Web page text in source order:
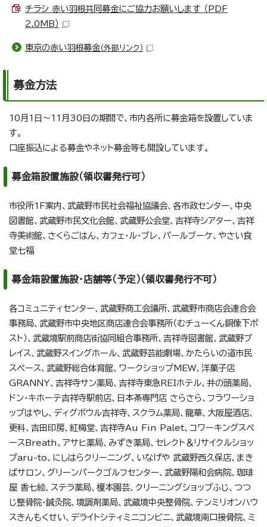
チラシ 赤い羽根共同募金にご協力お願いします （PDF
2.0MB）
東京の赤い羽根募金（外部リンク）
募金方法
10月1日～11月30日の期間で、市内各所に募金箱を設置していま
す。
口座振込による募金やネット募金等も開設しています。
募金箱設置施設（領収書発行可）
市役所1F案内、武蔵野市民社会福祉協議会、各市政センター、中央
図書館、武蔵野市民文化会館、武蔵野公会堂、吉祥寺シアター、吉祥
寺美術館、さくらごはん、カフェ・ル・ブレ、パールブーケ、やさい食
堂七福
募金箱設置施設・店舗等（予定）（領収書発行不可）
各コミュニティセンター、武蔵野商工会議所、武蔵野市商店会連合会
事務局、武蔵野市中央地区商店連合会事務所（むチューくん銅像下ポ
スト）、武蔵境駅前商店街協同組合事務所、吉祥寺図書館、武蔵野プ
レイス、武蔵野スイングホール、武蔵野芸能劇場、かたらいの道市民
スペース、武蔵野総合体育館、ワークショップMEW、洋菓子店
GRANNY、吉祥寺サン薬局、吉祥寺東急REIホテル、井の頭薬局、
ドン・キホーテ吉祥寺駅前店、日本茶専門店 さらさら、フラワーショ
ップはやし、ディグボウル吉祥寺、スクラム薬局、龍華、大阪屋酒店、
更科、吉田印房、紅梅堂、吉祥寺Au Fin Palet、コワーキングスペ
ースBreath、アサヒ薬局、みずき薬局、セレクト＆リサイクルショッ
プaru-to、にしはらクリーニング、いなげや 武蔵野西久保店、まき
ばサロン、グリーンパークゴルフセンター、武蔵野陽和会病院、珈琲
屋 香七絵、ステラ薬局、榎本園芸、クリーニングショップふじ、つつ
じ整骨院・鍼灸院、境調剤薬局、武蔵境中央整骨院、テンミリオンハウ
スきんもくせい、デライトシティミニコンビニ、武蔵境南口接骨院、ミ